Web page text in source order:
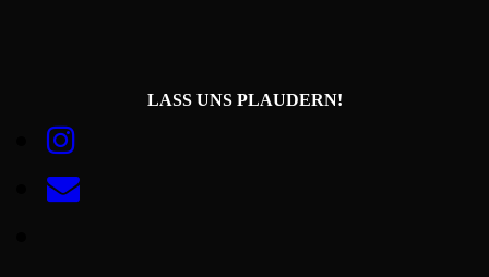
LASS UNS PLAUDERN!